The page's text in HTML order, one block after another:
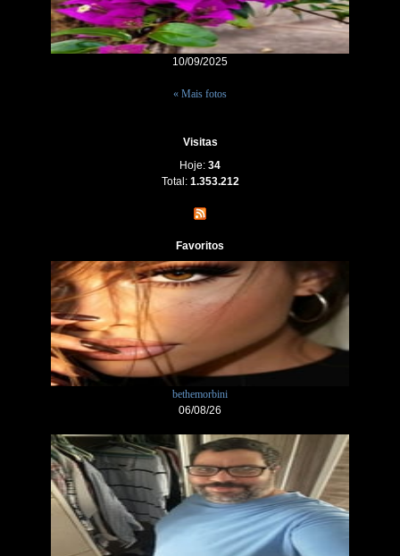
10/09/2025
« Mais fotos
Visitas
Hoje: 34
Total: 1.353.212
Favoritos
bethemorbini
06/08/26